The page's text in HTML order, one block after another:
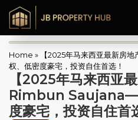
Home »
【2025年马来西亚最新房
权、低密度豪宅，投资自住首选！
【2025年马来西亚
Rimbun
度豪宅，投资自住首